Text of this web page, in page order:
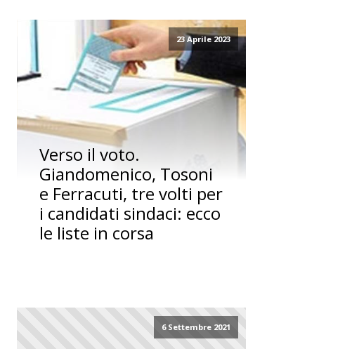
23 Aprile 2023
Verso il voto.
Giandomenico, Tosoni
e Ferracuti, tre volti per
i candidati sindaci: ecco
le liste in corsa
6 Settembre 2021